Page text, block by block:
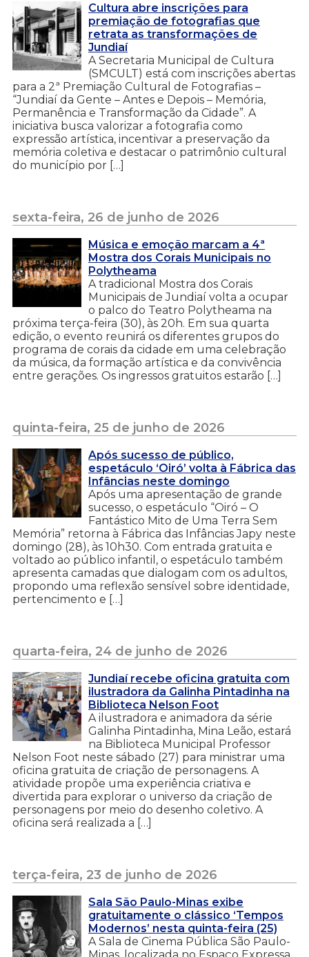
Cultura abre inscrições para
premiação de fotografias que
retrata as transformações de
Jundiaí
A Secretaria Municipal de Cultura
(SMCULT) está com inscrições abertas
para a 2ª Premiação Cultural de Fotografias –
“Jundiaí da Gente – Antes e Depois – Memória,
Permanência e Transformação da Cidade”. A
iniciativa busca valorizar a fotografia como
expressão artística, incentivar a preservação da
memória coletiva e destacar o patrimônio cultural
do município por […]
sexta-feira, 26 de junho de 2026
Música e emoção marcam a 4ª
Mostra dos Corais Municipais no
Polytheama
A tradicional Mostra dos Corais
Municipais de Jundiaí volta a ocupar
o palco do Teatro Polytheama na
próxima terça-feira (30), às 20h. Em sua quarta
edição, o evento reunirá os diferentes grupos do
programa de corais da cidade em uma celebração
da música, da formação artística e da convivência
entre gerações. Os ingressos gratuitos estarão […]
quinta-feira, 25 de junho de 2026
Após sucesso de público,
espetáculo ‘Oiró’ volta à Fábrica das
Infâncias neste domingo
Após uma apresentação de grande
sucesso, o espetáculo “Oiró – O
Fantástico Mito de Uma Terra Sem
Memória” retorna à Fábrica das Infâncias Japy neste
domingo (28), às 10h30. Com entrada gratuita e
voltado ao público infantil, o espetáculo também
apresenta camadas que dialogam com os adultos,
propondo uma reflexão sensível sobre identidade,
pertencimento e […]
quarta-feira, 24 de junho de 2026
Jundiaí recebe oficina gratuita com
ilustradora da Galinha Pintadinha na
Biblioteca Nelson Foot
A ilustradora e animadora da série
Galinha Pintadinha, Mina Leão, estará
na Biblioteca Municipal Professor
Nelson Foot neste sábado (27) para ministrar uma
oficina gratuita de criação de personagens. A
atividade propõe uma experiência criativa e
divertida para explorar o universo da criação de
personagens por meio do desenho coletivo. A
oficina será realizada a […]
terça-feira, 23 de junho de 2026
Sala São Paulo-Minas exibe
gratuitamente o clássico ‘Tempos
Modernos’ nesta quinta-feira (25)
A Sala de Cinema Pública São Paulo-
Minas, localizada no Espaço Expressa,